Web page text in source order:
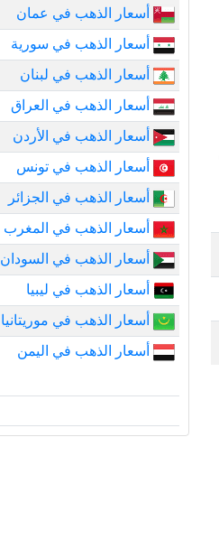
أسعار الذهب في عمان
أسعار الذهب في سورية
أسعار الذهب في لبنان
أسعار الذهب في العراق
أسعار الذهب في الأردن
أسعار الذهب في تونس
أسعار الذهب في الجزائر
أسعار الذهب في المغرب
أسعار الذهب في السودان
أسعار الذهب في ليبيا
أسعار الذهب في موريتانيا
أسعار الذهب في اليمن